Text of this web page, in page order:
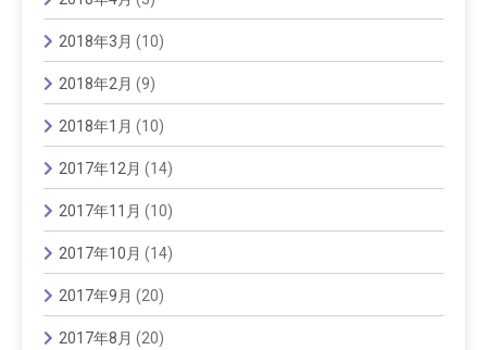
2018年3月 (10)
2018年2月 (9)
2018年1月 (10)
2017年12月 (14)
2017年11月 (10)
2017年10月 (14)
2017年9月 (20)
2017年8月 (20)